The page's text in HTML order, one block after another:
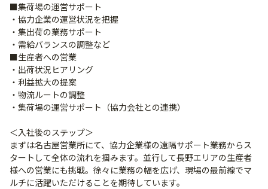
■集荷場の運営サポート
・協力企業の運営状況を把握
・集出荷の業務サポート
・需給バランスの調整など
■生産者への営業
・出荷状況ヒアリング
・利益拡大の提案
・物流ルートの調整
・集荷場の運営サポート（協力会社との連携）
＜入社後のステップ＞
まずは名古屋営業所にて、協力企業様の遠隔サポート業務からス
タートして全体の流れを掴みます。並行して長野エリアの生産者
様への営業にも挑戦。徐々に業務の幅を広げ、現場の最前線でマ
ルチに活躍いただけることを期待しています。